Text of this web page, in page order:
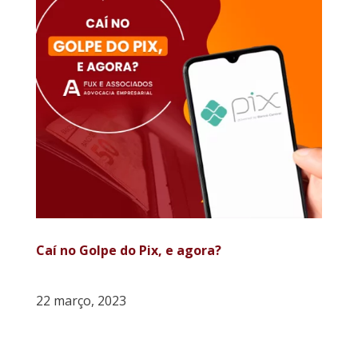
Caí no Golpe do Pix, e agora?
22 março, 2023